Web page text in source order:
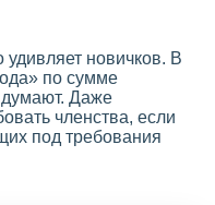
удивляет новичков. В
по сумме
думают. Даже
членства, если
под требования